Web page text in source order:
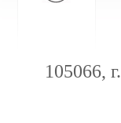
105066,